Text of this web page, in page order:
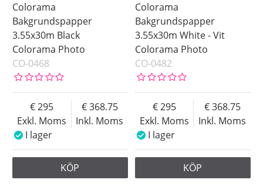
Colorama
Bakgrundspapper
3.55x30m Black
Colorama Photo
CO-0468
Exkl. Moms
295
Inkl. Moms
368.75
I lager
KÖP
Colorama
Bakgrundspapper
3.55x30m White - Vit
Colorama Photo
CO-0482
Exkl. Moms
295
Inkl. Moms
368.75
I lager
KÖP